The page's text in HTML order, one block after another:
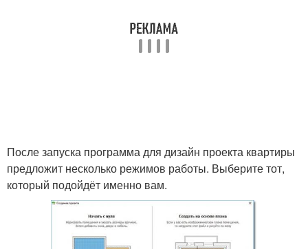
После запуска программа для дизайн проекта квартиры
предложит несколько режимов работы. Выберите тот,
который подойдёт именно вам.